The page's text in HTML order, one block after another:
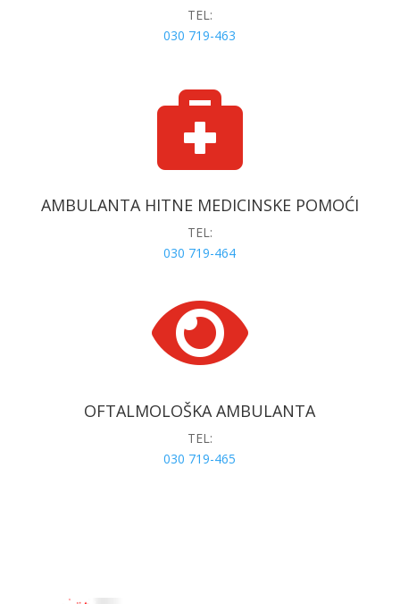
TEL:
030 719-463

AMBULANTA HITNE MEDICINSKE POMOĆI
TEL:
030 719-464

OFTALMOLOŠKA AMBULANTA
TEL:
030 719-465